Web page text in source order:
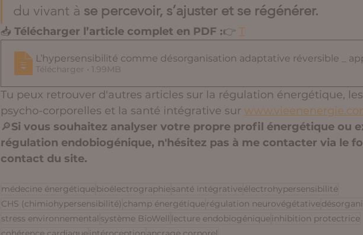
du vivant à se percevoir, s’ajuster et se régénérer.
📥 Télécharger l’article complet en PDF :👉 T
L’hypersensibilité comme désorganisation adaptative réversible _
Télécharger • 1.99MB
Tu peux retrouver d'autres articles sur la régulation énergétique,
psycho-corporelles et la santé intégrative sur
🔎Si vous souhaitez analyser votre propre profil énergétique ou
régulation endobiogénique, n'hésitez pas à me contacter via le
contact du site.
médecine énergétiquebioélectrographiesanté intégrativeélectrohypersensibilité
CHS (chimiohypersensibilité) champ énergétiquerégulation neurovégétative
stress environnemental système BioWell lecture endobiogéniqueinhibition protectrice